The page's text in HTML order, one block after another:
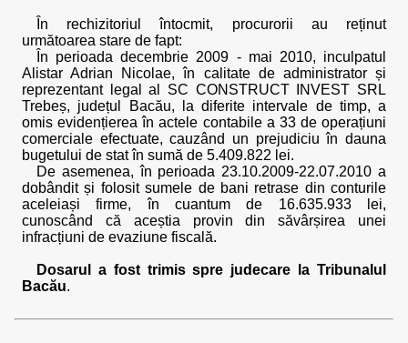
În rechizitoriul întocmit, procurorii au reținut
următoarea stare de fapt:
În perioada decembrie 2009 - mai 2010, inculpatul
Alistar Adrian Nicolae, în calitate de administrator și
reprezentant legal al SC CONSTRUCT INVEST SRL
Trebeș, județul Bacău, la diferite intervale de timp, a
omis evidențierea în actele contabile a 33 de operațiuni
comerciale efectuate, cauzând un prejudiciu în dauna
bugetului de stat în sumă de 5.409.822 lei.
De asemenea, în perioada 23.10.2009-22.07.2010 a
dobândit și folosit sumele de bani retrase din conturile
aceleiași firme, în cuantum de 16.635.933 lei,
cunoscând că aceștia provin din săvârșirea unei
infracțiuni de evaziune fiscală.
Dosarul a fost trimis spre judecare la Tribunalul
Bacău.